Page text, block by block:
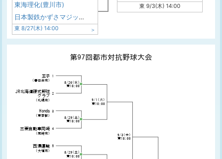
東海理化(豊川市)
日本製鉄かずさマジック(君津市)
東 8/27(木) 14:00
東 9/3(木) 14:00